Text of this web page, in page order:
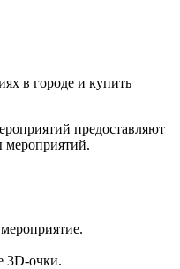
в городе и купить
предоставляют
мероприятий.
3D-очки.